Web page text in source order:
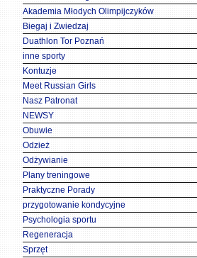
Akademia Młodych Olimpijczyków
Biegaj i Zwiedzaj
Duathlon Tor Poznań
inne sporty
Kontuzje
Meet Russian Girls
Nasz Patronat
NEWSY
Obuwie
Odzież
Odżywianie
Plany treningowe
Praktyczne Porady
przygotowanie kondycyjne
Psychologia sportu
Regeneracja
Sprzęt